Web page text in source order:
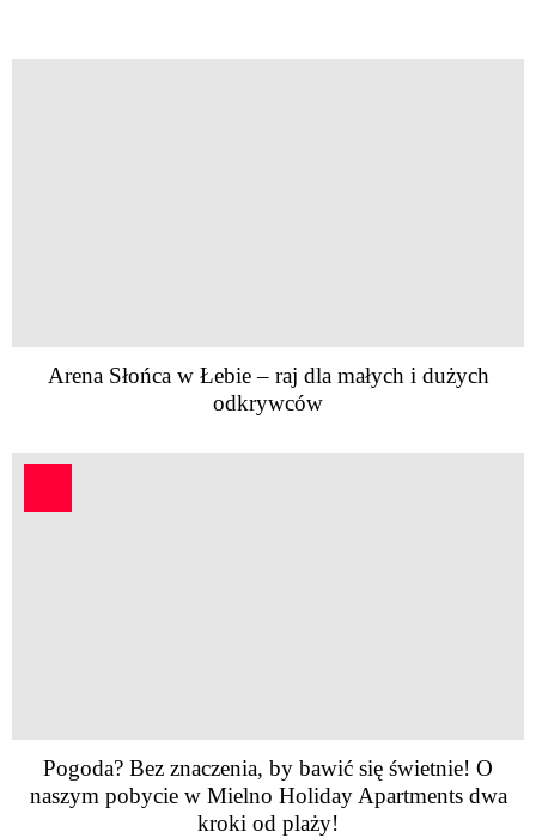
Arena Słońca w Łebie – raj dla małych i dużych
odkrywców
Pogoda? Bez znaczenia, by bawić się świetnie! O
naszym pobycie w Mielno Holiday Apartments dwa
kroki od plaży!